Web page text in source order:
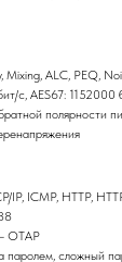
Mixing, ALC, PEQ,
с, AES67: 1152000
полярности
ICMP, HTTP,
OTAP
паролем, сложный